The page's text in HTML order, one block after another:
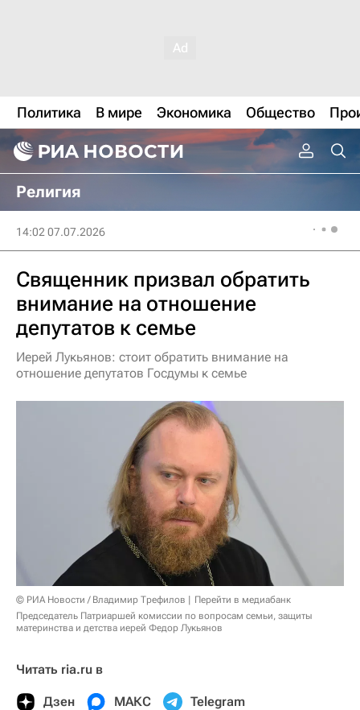
Политика В мире Экономика Общество
Религия
14:02 07.07.2026
Священник призвал обратить
внимание на отношение
депутатов к семье
Иерей Лукьянов: стоит обратить внимание на
отношение депутатов Госдумы к семье
© РИА Новости / Владимир Трефилов
Перейти в медиабанк
Председатель Патриаршей комиссии по вопросам семьи, защиты
материнства и детства иерей Федор Лукьянов
Читать ria.ru в
Дзен МАКС Telegram